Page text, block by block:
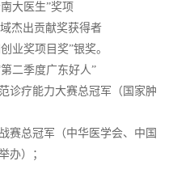
大医生”奖项
杰出贡献奖获得者
奖项目奖”银奖。
二季度广东好人”
疗能力大赛总冠军（国家肿
总冠军（中华医学会、中国
办）；